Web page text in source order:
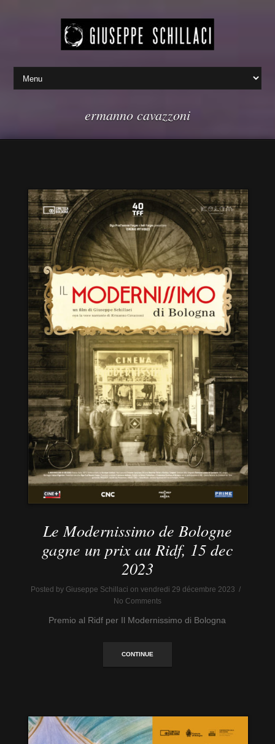
ermanno cavazzoni
Le Modernissimo de Bologne
gagne un prix au Ridf, 15 dec
2023
Posted by Giuseppe Schillaci on vendredi 29 décembre 2023 /
No Comments
Premio al Ridf per Il Modernissimo di Bologna
CONTINUE